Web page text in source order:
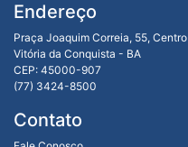
Endereço
Praça Joaquim Correia, 55, Centro
Vitória da Conquista - BA
CEP: 45000-907
(77) 3424-8500
Contato